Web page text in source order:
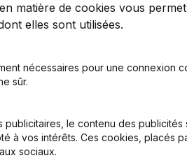
(Nouvelle Personne Morale,
matière de cookies vous
elles sont utilisées.
nécessaires pour une connexion
sûr.
publicitaires, le contenu des
à vos intérêts. Ces cookies, placés
sociaux.